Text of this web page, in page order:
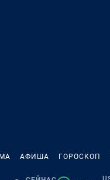
АФИША ГОРОСКОП